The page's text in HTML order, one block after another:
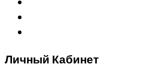
Личный Кабинет